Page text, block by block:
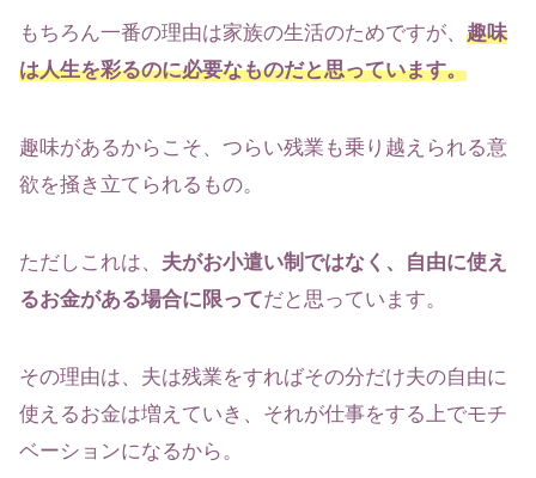
もちろん一番の理由は家族の生活のためですが、 趣味
は人生を彩るのに必要なものだと思っています。
趣味があるからこそ、つらい残業も乗り越えられる意
欲を掻き立てられるもの。
ただしこれは、 夫がお小遣い制ではなく、自由に使え
るお金がある場合に限ってだと思っています。
その理由は、夫は残業をすればその分だけ夫の自由に
使えるお金は増えていき、それが仕事をする上でモチ
ベーションになるから。